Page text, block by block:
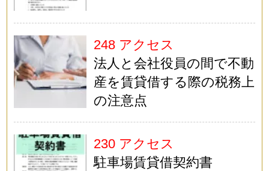
248 アクセス
法人と会社役員の間で不動
産を賃貸借する際の税務上
の注意点
230 アクセス
駐車場賃貸借契約書